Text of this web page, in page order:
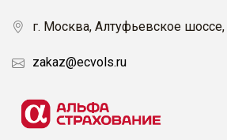
г. Москва, Алтуфьевское шоссе,
zakaz@ecvols.ru